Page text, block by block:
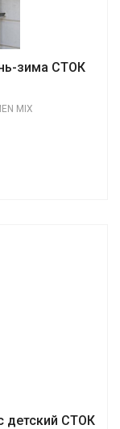
зима СТОК
MIX
детский СТОК